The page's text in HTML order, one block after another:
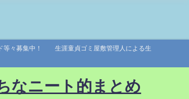
等々募集中！ 生涯童貞ゴミ屋敷管理人による生
ニート的まとめ